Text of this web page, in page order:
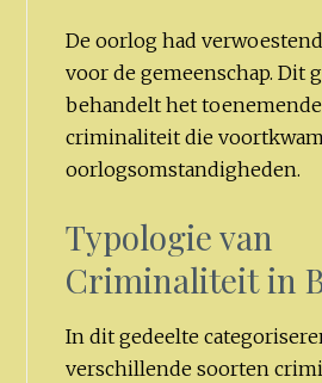
De oorlog had
voor de gemeenschap. Dit
behandelt het
criminaliteit die
oorlogsomstandigheden.
Typologie van
Criminaliteit in
In dit gedeelte
verschillende soorten